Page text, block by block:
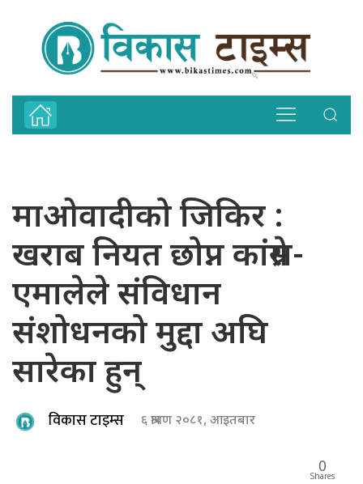
माओवादीको जिकिर :
खराब नियत छोप्न कांग्रेस-
एमालेले संविधान
संशोधनको मुद्दा अघि
सारेका हुन्
विकास टाइम्स ६ श्रावण २०८१, आइतबार
0
Shares